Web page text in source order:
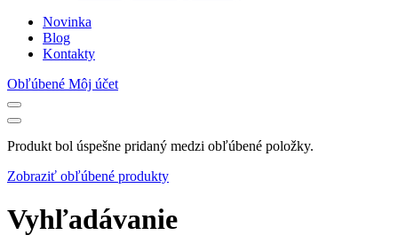
Novinka
Blog
Kontakty
Obľúbené Môj účet
Produkt bol úspešne pridaný medzi obľúbené položky.
Zobraziť obľúbené produkty
Vyhľadávanie